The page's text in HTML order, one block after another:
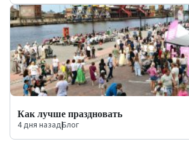
Как лучше праздновать
4 дня назад|Блог